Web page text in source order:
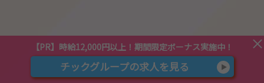
【PR】時給12,000円以上！ 期間限定ボーナス実施中！
チックグループの求人を見る